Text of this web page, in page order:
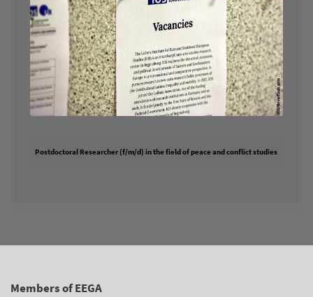
Postdoctoral Researcher (f/m/d) in the field of peace and conflict studies
Members of EEGA